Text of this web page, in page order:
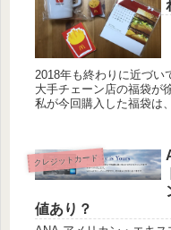
2018年も終わりに近づい
大手チェーン店の福袋が
私が今回購入した福袋は
クレジットカード
値あり？